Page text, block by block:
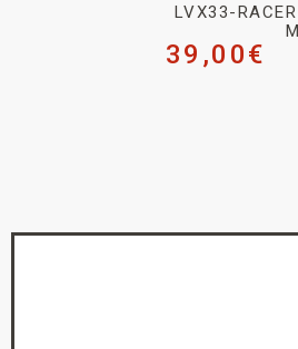
LVX33-
39,00€